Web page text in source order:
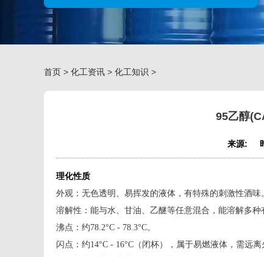
首页 > 化工资讯 > 化工知识 >
95乙醇
来源:
理化性质
外观：无色透明、易挥发的液体，有特殊的刺激性酒味
溶解性：能与水、甘油、乙醚等任意混合，能溶解多种
沸点：约78.2°C - 78.3°C。
闪点：约14°C - 16°C（闭杯），属于易燃液体，需远离